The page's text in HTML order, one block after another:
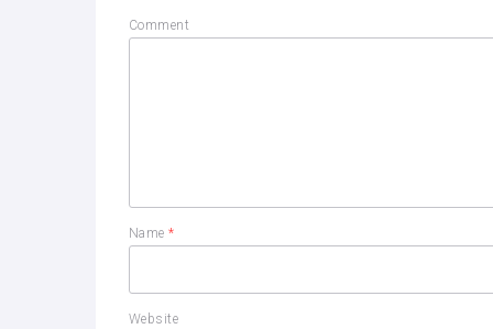
Comment
Name*
Website